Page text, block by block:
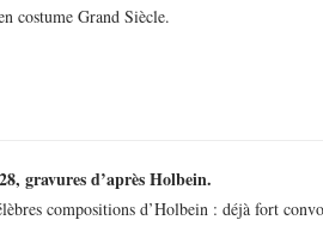
costume Grand Siècle.
gravures d’après Holbein.
compositions d’Holbein : déjà fort